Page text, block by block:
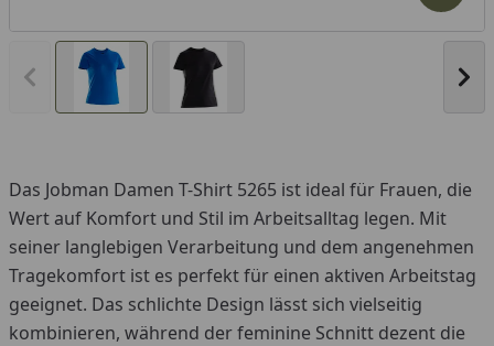
Vorheriges Bild anzeigen
Das Jobman Damen T-Shirt 5265 ist ideal für Frauen, die
Wert auf Komfort und Stil im Arbeitsalltag legen. Mit
seiner langlebigen Verarbeitung und dem angenehmen
Tragekomfort ist es perfekt für einen aktiven Arbeitstag
geeignet. Das schlichte Design lässt sich vielseitig
kombinieren, während der feminine Schnitt dezent die